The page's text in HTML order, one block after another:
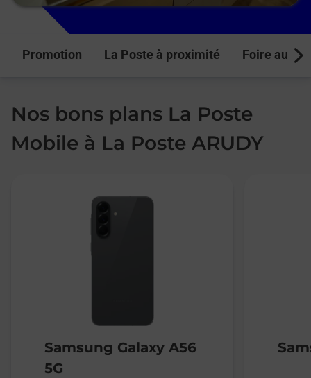
Promotion La Poste à proximité Foire aux
Nos bons plans La Poste
Mobile à La Poste ARUDY
Samsung Galaxy A56
5G